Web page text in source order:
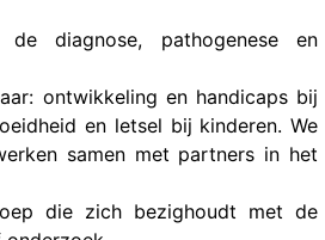
diagnose, pathogenese en
ontwikkeling en handicaps bij
en letsel bij kinderen. We
samen met partners in het
die zich bezighoudt met de